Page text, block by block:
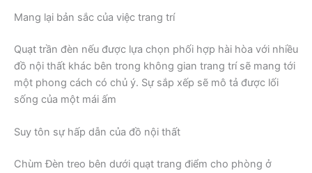
Mang lại bản sắc của việc trang trí
Quạt trần đèn nếu được lựa chọn phối hợp hài hòa với nhiều
đồ nội thất khác bên trong không gian trang trí sẽ mang tới
một phong cách có chủ ý. Sự sắp xếp sẽ mô tả được lối
sống của một mái ấm
Suy tôn sự hấp dẫn của đồ nội thất
Chùm Đèn treo bên dưới quạt trang điểm cho phòng ở